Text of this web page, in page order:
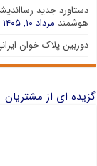
دستاورد جدید
هوشمند مرداد ۱۰, ۱۴۰۵
دوربین پلاک خوان ایرانی 2.3
گزیده ای از مشتریان